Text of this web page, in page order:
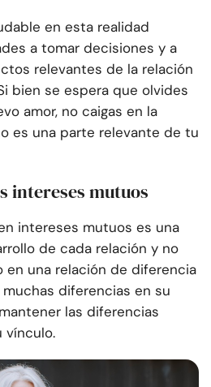
en esta realidad
a tomar decisiones y a
relevantes de la relación
bien se espera que olvides
amor, no caigas en la
es una parte relevante de tu
intereses mutuos
intereses mutuos es una
de cada relación y no
en una relación de diferencia
diferencias en su
las diferencias
vínculo.